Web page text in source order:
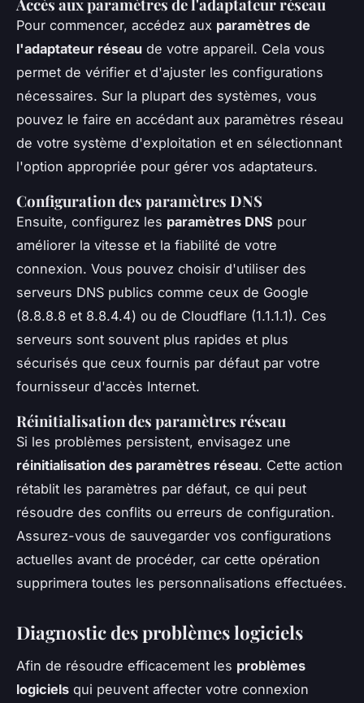
Accès aux paramètres de l'adaptateur réseau
Pour commencer, accédez aux paramètres de
l'adaptateur réseau de votre appareil. Cela vous
permet de vérifier et d'ajuster les configurations
nécessaires. Sur la plupart des systèmes, vous
pouvez le faire en accédant aux paramètres réseau
de votre système d'exploitation et en sélectionnant
l'option appropriée pour gérer vos adaptateurs.
Configuration des paramètres DNS
Ensuite, configurez les paramètres DNS pour
améliorer la vitesse et la fiabilité de votre
connexion. Vous pouvez choisir d'utiliser des
serveurs DNS publics comme ceux de Google
(8.8.8.8 et 8.8.4.4) ou de Cloudflare (1.1.1.1). Ces
serveurs sont souvent plus rapides et plus
sécurisés que ceux fournis par défaut par votre
fournisseur d'accès Internet.
Réinitialisation des paramètres réseau
Si les problèmes persistent, envisagez une
réinitialisation des paramètres réseau. Cette action
rétablit les paramètres par défaut, ce qui peut
résoudre des conflits ou erreurs de configuration.
Assurez-vous de sauvegarder vos configurations
actuelles avant de procéder, car cette opération
supprimera toutes les personnalisations effectuées.
Diagnostic des problèmes logiciels
Afin de résoudre efficacement les problèmes
logiciels qui peuvent affecter votre connexion